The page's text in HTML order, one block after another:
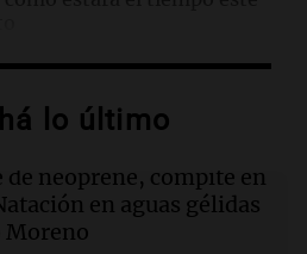
por fuga de gas en
maratónica sesión
lo último
de neoprene, compite en
en aguas gélidas
Moreno